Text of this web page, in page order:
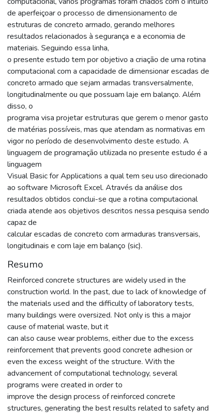
de aperfeiçoar o processo de dimensionamento de
estruturas de concreto armado, gerando melhores
resultados relacionados à segurança e a economia de
materiais. Seguindo essa linha,
o presente estudo tem por objetivo a criação de uma rotina
computacional com a capacidade de dimensionar escadas de
concreto armado que sejam armadas transversalmente,
longitudinalmente ou que possuam laje em balanço. Além
disso, o
programa visa projetar estruturas que gerem o menor gasto
de matérias possíveis, mas que atendam as normativas em
vigor no período de desenvolvimento deste estudo. A
linguagem de programação utilizada no presente estudo é a
linguagem
Visual Basic for Applications a qual tem seu uso direcionado
ao software Microsoft Excel. Através da análise dos
resultados obtidos conclui-se que a rotina computacional
criada atende aos objetivos descritos nessa pesquisa sendo
capaz de
calcular escadas de concreto com armaduras transversais,
longitudinais e com laje em balanço (sic).
Resumo
Reinforced concrete structures are widely used in the
construction world. In the past, due to lack of knowledge of
the materials used and the difficulty of laboratory tests,
many buildings were oversized. Not only is this a major
cause of material waste, but it
can also cause wear problems, either due to the excess
reinforcement that prevents good concrete adhesion or
even the excess weight of the structure. With the
advancement of computational technology, several
programs were created in order to
improve the design process of reinforced concrete
structures, generating the best results related to safety and